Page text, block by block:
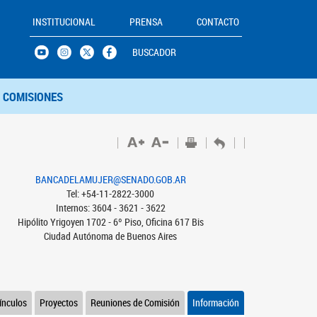
INSTITUCIONAL PRENSA CONTACTO
BUSCADOR
COMISIONES
BANCADELAMUJER@SENADO.GOB.AR
Tel: +54-11-2822-3000
Internos: 3604 - 3621 - 3622
Hipólito Yrigoyen 1702 - 6º Piso, Oficina 617 Bis
Ciudad Autónoma de Buenos Aires
Información
Reuniones de Comisión
Proyectos